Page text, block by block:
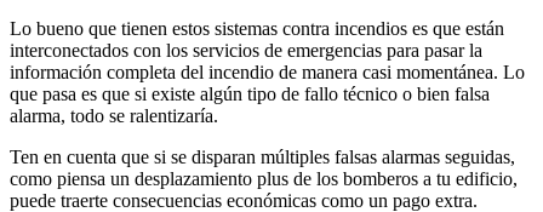
Lo bueno que tienen estos sistemas contra incendios es que están
interconectados con los servicios de emergencias para pasar la
información completa del incendio de manera casi momentánea. Lo
que pasa es que si existe algún tipo de fallo técnico o bien falsa
alarma, todo se ralentizaría.
Ten en cuenta que si se disparan múltiples falsas alarmas seguidas,
como piensa un desplazamiento plus de los bomberos a tu edificio,
puede traerte consecuencias económicas como un pago extra.